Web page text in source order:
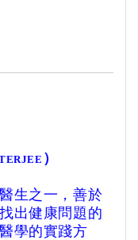
）
生之一，善於
出健康問題的
學的實踐方